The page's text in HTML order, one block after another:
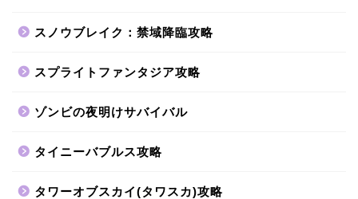
スノウブレイク：禁域降臨攻略
スプライトファンタジア攻略
ゾンビの夜明けサバイバル
タイニーバブルス攻略
タワーオブスカイ(タワスカ)攻略